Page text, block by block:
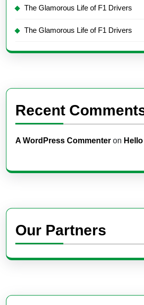
The Glamorous Life of F1 Drivers
The Glamorous Life of F1 Drivers
Recent
A WordPress Commenter on
Our Partners